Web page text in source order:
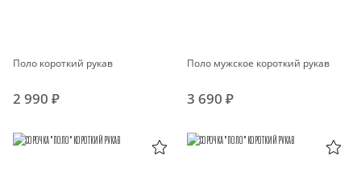
Поло короткий рукав
2 990 ₽
Поло мужское короткий рукав
3 690 ₽